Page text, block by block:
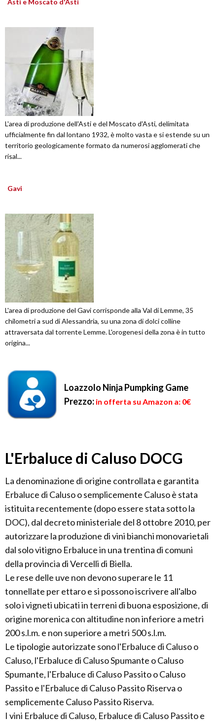
Asti e Moscato d'Asti
L'area di produzione dell'Asti e del Moscato d'Asti, delimitata
ufficialmente fin dal lontano 1932, è molto vasta e si estende su un
territorio geologicamente formato da numerosi agglomerati che
risal...
Gavi
L'area di produzione del Gavi corrisponde alla Val di Lemme, 35
chilometri a sud di Alessandria, su una zona di dolci colline
attraversata dal torrente Lemme. L'orogenesi della zona è in tutto
origina...
Loazzolo Ninja Pumpking Game
Prezzo: in offerta su Amazon a: 0€
L'Erbaluce di Caluso DOCG
La denominazione di origine controllata e garantita
Erbaluce di Caluso o semplicemente Caluso è stata
istituita recentemente (dopo essere stata sotto la
DOC), dal decreto ministeriale del 8 ottobre 2010, per
autorizzare la produzione di vini bianchi monovarietali
dal solo vitigno Erbaluce in una trentina di comuni
della provincia di Vercelli di Biella.
Le rese delle uve non devono superare le 11
tonnellate per ettaro e si possono iscrivere all'albo
solo i vigneti ubicati in terreni di buona esposizione, di
origine morenica con altitudine non inferiore a metri
200 s.l.m. e non superiore a metri 500 s.l.m.
Le tipologie autorizzate sono l'Erbaluce di Caluso o
Caluso, l'Erbaluce di Caluso Spumante o Caluso
Spumante, l'Erbaluce di Caluso Passito o Caluso
Passito e l'Erbaluce di Caluso Passito Riserva o
semplicemente Caluso Passito Riserva.
I vini Erbaluce di Caluso, Erbaluce di Caluso Passito e